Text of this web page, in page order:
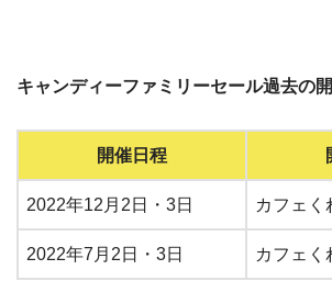
キャンディーファミリーセール過去の
開催日程
2022年12月2日・3日 カフェく
2022年7月2日・3日 カフェく